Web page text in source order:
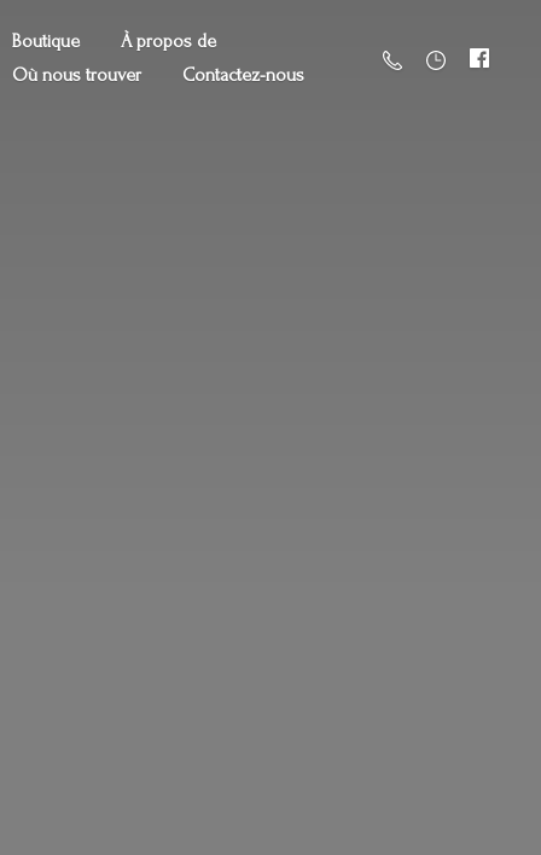
Boutique
À propos de
Où nous trouver
Contactez-nous